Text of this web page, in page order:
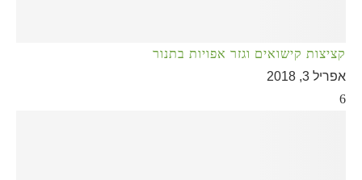
קציצות קישואים וגזר אפויות בתנור
אפריל 3, 2018
6